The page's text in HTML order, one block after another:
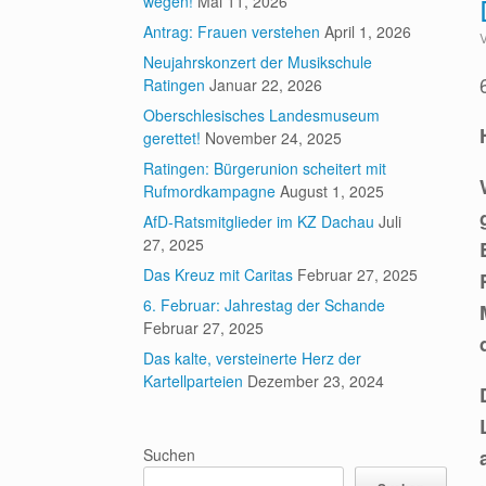
Antrag: Frauen verstehen April 1, 2026
Neujahrskonzert der Musikschule
Ratingen Januar 22, 2026
Oberschlesisches Landesmuseum
gerettet! November 24, 2025
Ratingen: Bürgerunion scheitert mit
Rufmordkampagne August 1, 2025
AfD-Ratsmitglieder im KZ Dachau Juli
27, 2025
Das Kreuz mit Caritas Februar 27, 2025
6. Februar: Jahrestag der Schande
Februar 27, 2025
Das kalte, versteinerte Herz der
Kartellparteien Dezember 23, 2024
Suchen